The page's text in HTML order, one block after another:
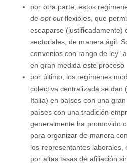
por otra parte, estos
de opt outflexibles, que
escaparse (justificadamente)
sectoriales, de manera ágil.
convenios con rango de ley
en gran medida este proceso
por último, los regímenes
colectiva centralizada se dan
Italia) en países con una
países con una tradición
generalmente ha promovido
para organizar de manera
los representantes laborales,
por altas tasas de afiliación